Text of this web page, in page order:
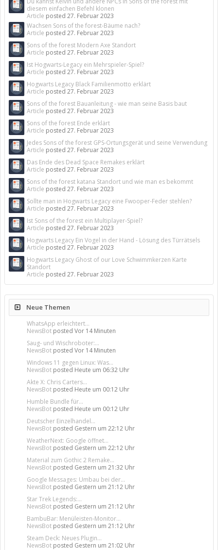
diesem einfachen Befehl klonen
Article posted 27. Februar 2023
Wachsen Sons of the forest-Bäume nach?
Article posted 27. Februar 2023
Sons of the forest Modern Axe Standort
Article posted 27. Februar 2023
Ist Hogwarts-Legacy ein Mehrspieler-Spiel?
Article posted 27. Februar 2023
Hogwarts Legacy Black Familienmotto erklärt
Article posted 27. Februar 2023
Sons of the forest Bauanleitung - wie man seine Basis baut
Article posted 27. Februar 2023
Sons of the forest Ende erklärt
Article posted 27. Februar 2023
Jedes Sons of the forest GPS-Ortungsgerät und seine Verwendung
Article posted 27. Februar 2023
Das Ende des Dead Space Remakes erklärt
Article posted 27. Februar 2023
Sons of the forest katana Standort und wie man es bekommt
Article posted 27. Februar 2023
Sollte man in Hogwarts Legacy eine Fwooper-Feder stehlen?
Article posted 27. Februar 2023
Ist Sons of the forest ein Multiplayer-Spiel?
Article posted 27. Februar 2023
Hogwarts Legacy Ein Vogel in der Hand - Lösung des Türrätsels
Article posted 27. Februar 2023
Hogwarts Legacy Ghost of our Love Schwimmkerzen Karte
Standort
Article posted 27. Februar 2023
Neue Themen
WhatsApp erleichtert...
NewsBot posted Vor 14 Minuten
Saug- und Wischroboter:...
NewsBot posted Vor 14 Minuten
Windows 11 gegen Linux: Was...
NewsBot posted Heute um 06:32 Uhr
Akte X: Chris Carters...
NewsBot posted Heute um 00:12 Uhr
Humble Bundle für...
NewsBot posted Heute um 00:12 Uhr
Deutscher Einzelhandel...
NewsBot posted Gestern um 22:12 Uhr
WeatherNext: Google öffnet...
NewsBot posted Gestern um 22:12 Uhr
Material zum Gothic 2 Remake...
NewsBot posted Gestern um 21:32 Uhr
Google Messages: Umbau bei der...
NewsBot posted Gestern um 21:12 Uhr
Star Trek Legends:...
NewsBot posted Gestern um 21:12 Uhr
BambuBar: Menüleisten-Monitor...
NewsBot posted Gestern um 21:12 Uhr
Steam Deck: Neues Plugin...
NewsBot posted Gestern um 21:02 Uhr